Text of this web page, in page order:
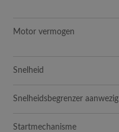
Motor vermogen
Snelheid
Snelheidsbegrenzer aanwezig
Startmechanisme